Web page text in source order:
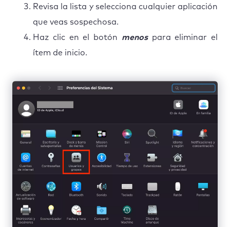
Revisa la lista y selecciona cualquier aplicación
que veas sospechosa.
Haz clic en el botón menos para eliminar el
ítem de inicio.